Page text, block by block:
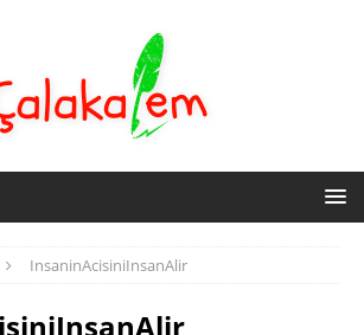
InsaninAcisiniInsanAlir